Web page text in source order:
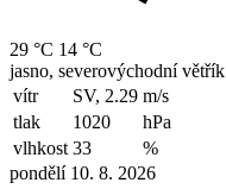
29 °C 14 °C
jasno, severovýchodní větřík
vítr
SV, 2.29 m/s
tlak
1020
hPa
vlhkost 33
%
pondělí 10. 8. 2026